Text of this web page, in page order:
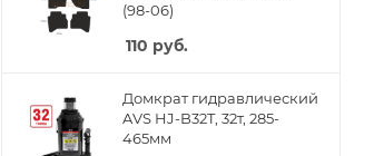
(98-06)
110 руб.
Домкрат гидравлический
AVS HJ-B32T, 32т, 285-
465мм